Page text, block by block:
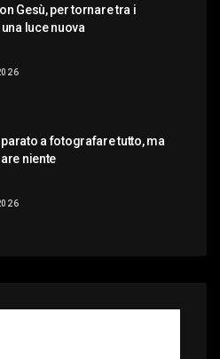
Gesù, per tornare tra i
luce nuova
a fotografare tutto, ma
niente